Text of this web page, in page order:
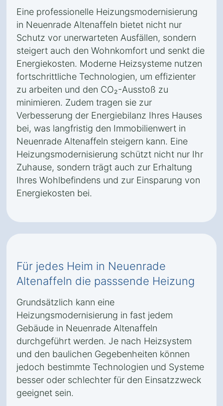
Eine professionelle Heizungsmodernisierung
in Neuenrade Altenaffeln bietet nicht nur
Schutz vor unerwarteten Ausfällen, sondern
steigert auch den Wohnkomfort und senkt die
Energiekosten. Moderne Heizsysteme nutzen
fortschrittliche Technologien, um effizienter
zu arbeiten und den CO₂-Ausstoß zu
minimieren. Zudem tragen sie zur
Verbesserung der Energiebilanz Ihres Hauses
bei, was langfristig den Immobilienwert in
Neuenrade Altenaffeln steigern kann. Eine
Heizungsmodernisierung schützt nicht nur Ihr
Zuhause, sondern trägt auch zur Erhaltung
Ihres Wohlbefindens und zur Einsparung von
Energiekosten bei.
Für jedes Heim in Neuenrade
Altenaffeln die passsende Heizung
Grundsätzlich kann eine
Heizungsmodernisierung in fast jedem
Gebäude in Neuenrade Altenaffeln
durchgeführt werden. Je nach Heizsystem
und den baulichen Gegebenheiten können
jedoch bestimmte Technologien und Systeme
besser oder schlechter für den Einsatzzweck
geeignet sein.